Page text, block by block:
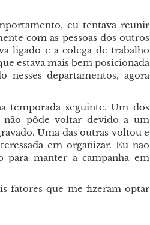
eu tentava reunir
com as pessoas dos outros
ligado e a colega de trabalho
estava mais bem posicionada
departamentos, agora
temporada seguinte. Um dos
não pôde voltar devido a um
Uma das outras voltou e
em organizar. Eu não
manter a campanha em
fatores que me fizeram optar